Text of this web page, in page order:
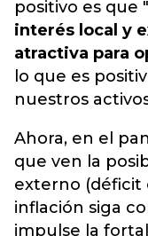
positivo es que "
interés local y
atractiva para
lo que es
nuestros
Ahora, en el
que ven la
externo (déficit
inflación siga
impulse la